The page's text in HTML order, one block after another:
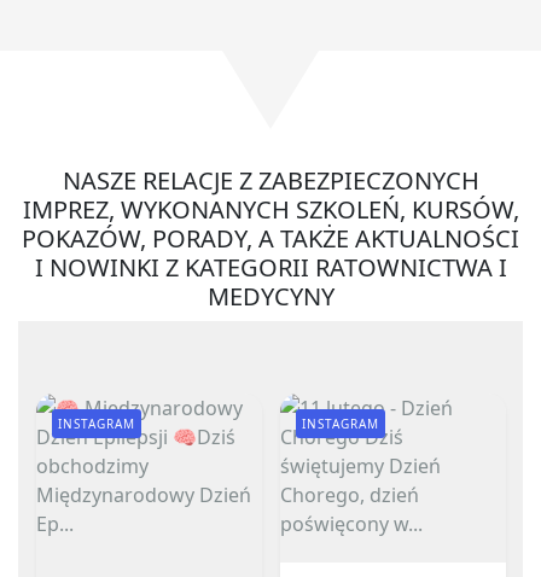
NASZE RELACJE Z ZABEZPIECZONYCH
IMPREZ, WYKONANYCH SZKOLEŃ, KURSÓW,
POKAZÓW, PORADY, A TAKŻE AKTUALNOŚCI
I NOWINKI Z KATEGORII RATOWNICTWA I
MEDYCYNY
INSTAGRAM INSTAGRAM